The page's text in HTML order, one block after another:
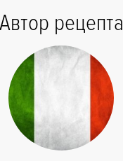
Автор рецепта